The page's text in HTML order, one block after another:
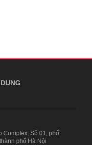
Complex, Số 01, phố
phố Hà Nội